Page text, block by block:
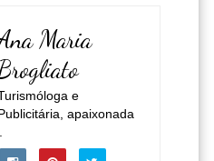
Maria
e
apaixonada